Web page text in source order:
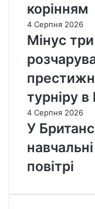
корінням
4 Серпня 2026
Мінус
турніру в
4 Серпня 2026
У
повітрі